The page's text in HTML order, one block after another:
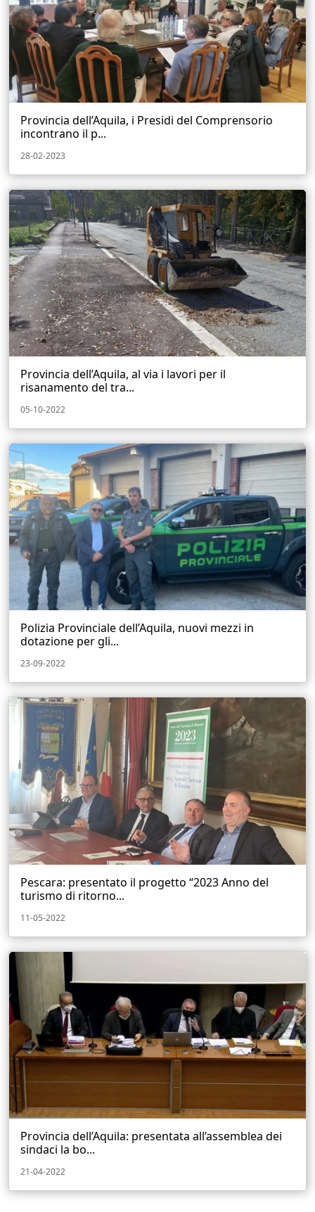
Provincia dell’Aquila, i Presidi del Comprensorio
incontrano il p...
28-02-2023
Provincia dell’Aquila, al via i lavori per il
risanamento del tra...
05-10-2022
Polizia Provinciale dell’Aquila, nuovi mezzi in
dotazione per gli...
23-09-2022
Pescara: presentato il progetto “2023 Anno del
turismo di ritorno...
11-05-2022
Provincia dell’Aquila: presentata all’assemblea dei
sindaci la bo...
21-04-2022